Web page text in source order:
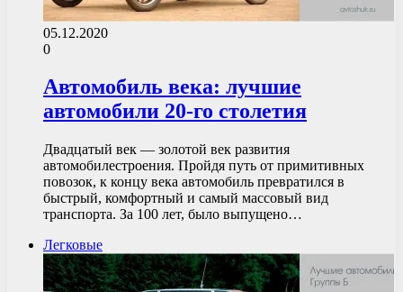
05.12.2020
0
Автомобиль века: лучшие
автомобили 20-го столетия
Двадцатый век — золотой век развития
автомобилестроения. Пройдя путь от примитивных
повозок, к концу века автомобиль превратился в
быстрый, комфортный и самый массовый вид
транспорта. За 100 лет, было выпущено…
Легковые